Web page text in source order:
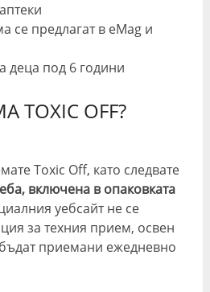
се предлагат в eMag и
деца под 6 години
TOXIC OFF?
Toxic Off, като следвате
включена в опаковката
уебсайт не се
за техния прием, освен
приемани ежедневно